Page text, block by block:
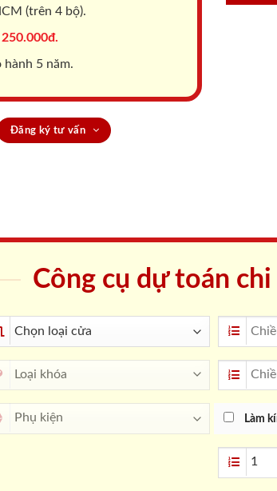
(trên 4 bộ).
250.000đ.
5 năm.
Đăng ký tư vấn
Công cụ dự toán
Làm